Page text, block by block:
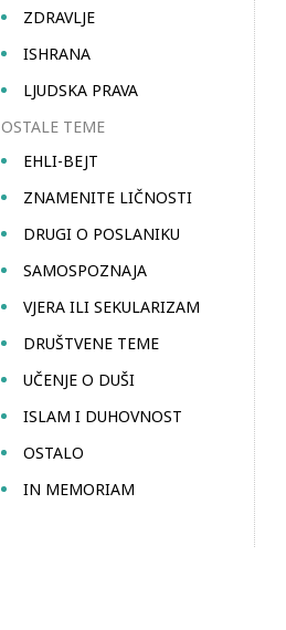
ZDRAVLJE
ISHRANA
LJUDSKA PRAVA
OSTALE TEME
EHLI-BEJT
ZNAMENITE LIČNOSTI
DRUGI O POSLANIKU
SAMOSPOZNAJA
VJERA ILI SEKULARIZAM
DRUŠTVENE TEME
UČENJE O DUŠI
ISLAM I DUHOVNOST
OSTALO
IN MEMORIAM